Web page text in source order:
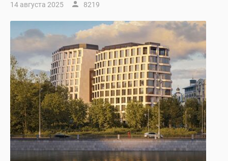
Квартиры
карте
Ипотечный
калькулятор
Семейная
ипотека
Военная
ипотека
Банки
программы
Медиа
14 августа 2025 8219